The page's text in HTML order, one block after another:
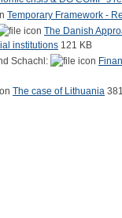
Temporary Framework -
The Danish
institutions 121 KB
Schachl:
The case of Lithuania